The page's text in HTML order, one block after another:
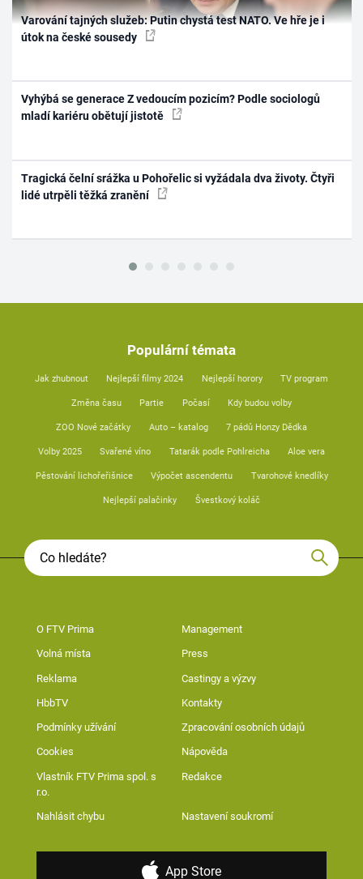
Varování tajných služeb: Putin chystá test NATO. Ve hře je i
útok na české sousedy
Vyhýbá se generace Z vedoucím pozicím? Podle sociologů
mladí kariéru obětují jistotě
Tragická čelní srážka u Pohořelic si vyžádala dva životy. Čtyři
lidé utrpěli těžká zranění
Populární témata
Jak zhubnout Nejlepší filmy 2024 Nejlepší horory TV program
Změna času Partie Počasí Kdy budou volby
ZOO Nové začátky Auto – katalog 7 pádů Honzy Dědka
Volby 2025 Svařené víno Tatarák podle Pohlreicha Aloe vera
Pěstování lichořeřišnice Výpočet ascendentu Tvarohové knedlíky
Nejlepší palačinky Švestkový koláč
O FTV Prima Management
Volná místa Press
Reklama Castingy a výzvy
HbbTV Kontakty
Podmínky užívání Zpracování osobních údajů
Cookies Nápověda
Vlastník FTV Prima spol. s
r.o.
Redakce
Nahlásit chybu Nastavení soukromí
App Store